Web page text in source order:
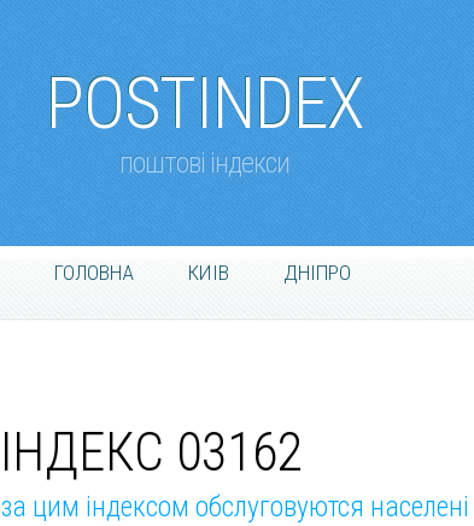
POSTINDEX
поштові індекси
ГОЛОВНА КИІВ ДНІПРО
ІНДЕКС 03162
за цим індексом обслуговуются